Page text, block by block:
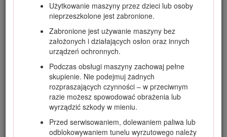
Użytkowanie maszyny przez dzieci lub osoby
nieprzeszkolone jest zabronione.
Zabronione jest używanie maszyny bez
założonych i działających osłon oraz innych
urządzeń ochronnych.
Podczas obsługi maszyny zachowaj pełne
skupienie. Nie podejmuj żadnych
rozpraszających czynności – w przeciwnym
razie możesz spowodować obrażenia lub
wyrządzić szkody w mieniu.
Przed serwisowaniem, dolewaniem paliwa lub
odblokowywaniem tunelu wyrzutowego należy
Rysunek 1
Tabliczka z nazwą modelu i numerem seryjnym